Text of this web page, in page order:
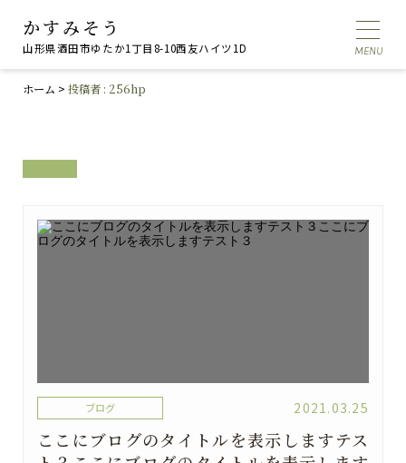
かすみそう
山形県酒田市ゆたか1丁目8-10西友ハイツ1D
ホーム > 投稿者 : 256hp
ここにブログのタイトルを表示しますテス
ブログ 2021.03.25